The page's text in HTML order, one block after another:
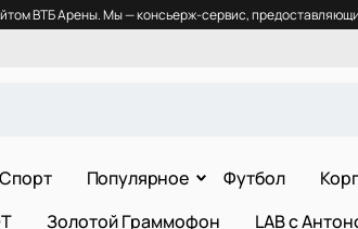
ВТБ Арены. Мы — консьерж-сервис,
Спорт Популярное Футбол
Золотой Граммофон LAB с